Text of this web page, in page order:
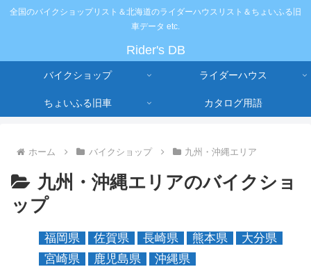
全国のバイクショップリスト＆北海道のライダーハウスリスト＆ちょいふる旧
車データ etc.
Rider's DB
バイクショップ ライダーハウス
ちょいふる旧車 カタログ用語
ホーム バイクショップ 九州・沖縄エリア
九州・沖縄エリアのバイクショ
ップ
福岡県 佐賀県 長崎県 熊本県
大分県
宮崎県
鹿児島県 沖縄県